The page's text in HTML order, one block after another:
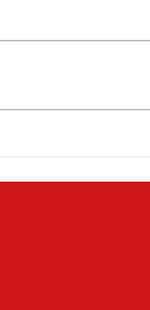
Waldkappel 🦉